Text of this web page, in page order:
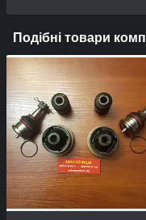
Подібні товари